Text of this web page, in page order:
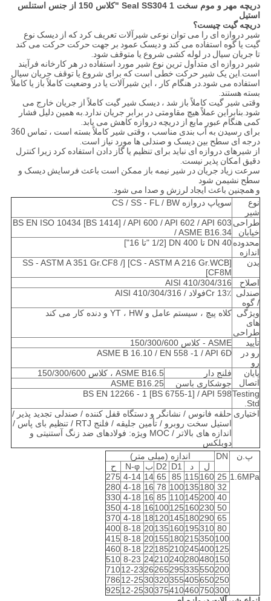
دریچه مهر و موم سخت Seal SS304 1 "کلاس 150 از جنس استنلس
استیل
دریچه گیت چیست؟
شیر دروازه ای را می توان نوعی شیرآلات تعریف کرد که از دیسک نوع
گیت یا گوه استفاده می کند و دیسک عمود بر جهت حرکت حرکت می کند
تا جریان سیال در لوله کشی شروع یا متوقف شود.
شیر دروازه ای متداول ترین نوع شیر مورد استفاده در هر کارخانه فرآیند
است.این یک شیر حرکت خطی است که برای شروع یا توقف جریان سیال
استفاده می شود.در هنگام کار ، این شیرآلات یا در وضعیت کاملاً باز یا کاملاً
بسته هستند.
وقتی شیر گیت کاملاً باز شد ، دیسک شیر گیت کاملاً از جریان خارج می
شود.بنابراین عملاً هیچ مقاومتی در برابر جریان ندارد.به همین دلیل فشار
کمی هنگام عبور مایع از دریچه دروازه کاهش می یابد.
برای رسیدن به آب بندی مناسب ، وقتی شیر کاملاً بسته است ، تماس 360
درجه ای سطح بین دیسک و صندلی ها مورد نیاز است.
از شیرهای دروازه ای نباید برای تنظیم یا گاز دادن استفاده کرد زیرا کنترل
دقیق امکان پذیر نیست.
سرعت زیاد جریان در شیر نیمه باز ممکن است باعث فرسایش دیسک و
سطح نشیمن شود
و همچنین باعث ایجاد لرزش و صدا می شود.
نوع
شیر
سوپاپ دروازه CS / SS - FL / BW
طراحی
خیابان
BS EN ISO 10434 [BS 1414] / API 600 / API 602 / API 603
/ ASME B16.34
محدوده
اندازه
40 DN تا 400 DN [1/2 "تا 16"]
بدن
[CS - ASTM A 216 Gr.WCB] [SS - ASTM A 351 Gr.CF8 /
CF8M]
اصلاح
AISI 410/304/316
صندلی
/ گوه
13٪ Crفولاد / AISI 410/304/316
ویژگی
های
طراحی
کلاه پیچ ، سیستم عامل و YT ، HW و دنده کار می کند
تأیید
ASME - کلاس 150/300/600
رو در
رو
ASME B 16.10 / EN 558 -1 / API 6D
پایان
اتصال
فلنج دار
ASME B16.5 ، کلاس 150/300/600
جوشکاری باسن
ASME B16.25
Testing
Std.
BS EN 12266 - 1 [BS 6755-1] / API 598
اختیاری حلقه فانوس / نشانگر و دستگاه قفل کننده / صندلی تجدید پذیر /
استیل سخت روبرو / تأمین جلیقه / فلنج RTJ / تنظیم بای پاس /
اندازه های بالاتر / MOC ویژه: فولادهای ضد زنگ آستنیتی و
دوبلکس
پ.ن
DN
اندازه (میلی متر)
ل
د D1
D2 ب N-φ
ح
1.6MPa
25
160
115
85
65
14
4-14
275
32
180
135
100
78
16
4-18
280
40
200
145
110
85
16
4-18
330
50
230
160
125
100
16
4-18
350
65
290
180
145
120
18
4-18
370
80
310
195
160
135
20
8-18
400
100
350
215
180
155
20
8-18
415
125
400
245
210
185
22
8-18
460
150
480
280
240
210
24
8-23
510
200
550
335
295
265
26
12-23
710
250
650
405
355
320
30
12-25
786
300
750
460
410
375
30
12-25
925